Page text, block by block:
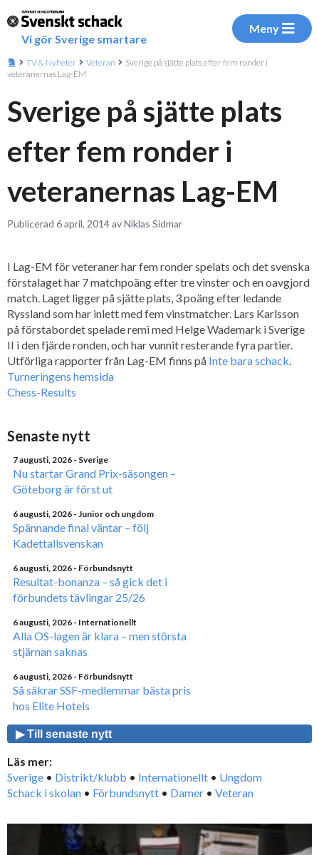
Vi gör Sverige smartare
Meny
TV & Nyheter Veteran
Sverige på sjätte plats efter fem ronder i
veteranernas Lag-EM
Sverige på sjätte plats
efter fem ronder i
veteranernas Lag-EM
Publicerad 6 april, 2014 av Niklas Sidmar
I Lag-EM för veteraner har fem ronder spelats och det svenska
förstalaget har 7 matchpoäng efter tre vinster och en oavgjord
match. Laget ligger på sjätte plats, 3 poäng efter ledande
Ryssland som har inlett med fem vinstmatcher. Lars Karlsson
på förstabordet spelade remi med Helge Wademark i Sverige
II i den fjärde ronden, och har vunnit resterande fyra partier.
Utförliga rapporter från Lag-EM finns på Inte bara schack.
Turneringens hemsida
Chess-Results
Senaste nytt
7 augusti, 2026 - Sverige
Nu startar Grand Prix-säsongen –
Göteborg är först ut
6 augusti, 2026 - Junior och ungdom
Spännande final väntar – följ
Kadettallsvenskan
6 augusti, 2026 - Förbundsnytt
Resultat-bonanza – så gick det i
förbundets tävlingar 25/26
6 augusti, 2026 - Internationellt
Alla OS-lagen är klara – men största
stjärnan saknas
6 augusti, 2026 - Förbundsnytt
Så säkrar SSF-medlemmar bästa pris
hos Elite Hotels
▶ Till senaste nytt
Läs mer:
Sverige • Distrikt/klubb • Internationellt • Ungdom
Schack i skolan • Förbundsnytt • Damer • Veteran